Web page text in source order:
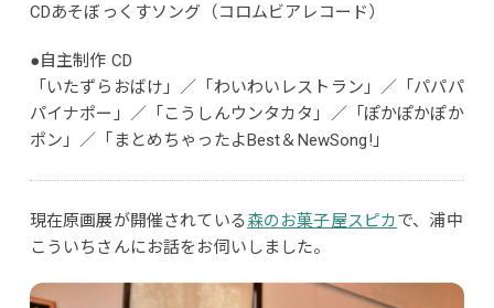
CDあそぼっくすソング（コロムビアレコード）
●自主制作 CD
「いたずらおばけ」／「わいわいレストラン」／「パパパ
パイナポー」／「こうしんウンタカタ」／「ぽかぽかぽか
ポン」／「まとめちゃったよBest＆NewSong!」
現在原画展が開催されている 森のお菓子屋スピカで、浦中
こういちさんにお話をお伺いしました。